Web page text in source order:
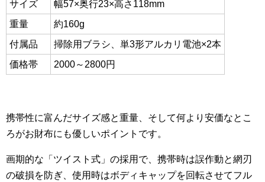
サイズ
幅57×奥行23×高さ118mm
重量
約160g
付属品
掃除用ブラシ、単3形アルカリ電池×2本
価格帯
2000～2800円
携帯性に富んだサイズ感と重量、そして何より安価なとこ
ろがお財布にも優しいポイントです。
画期的な「ツイスト式」の採用で、携帯時は誤作動と網刃
の破損を防ぎ、使用時はボディキャップを回転させてフル